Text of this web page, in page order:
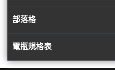
部落格
電瓶規格表